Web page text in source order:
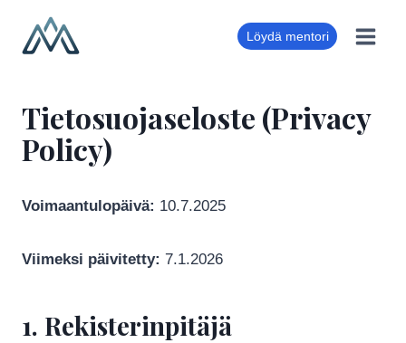
sisältöön
Löydä mentori
Tietosuojaseloste (Privacy
Policy)
Voimaantulopäivä: 10.7.2025
Viimeksi päivitetty: 7.1.2026
1. Rekisterinpitäjä